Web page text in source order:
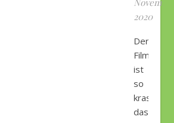
2020
Der
Film
ist
so
krass,
dass